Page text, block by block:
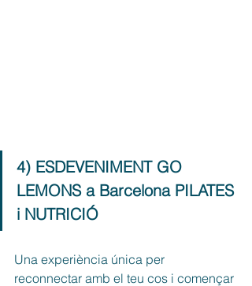
4) ESDEVENIMENT GO
LEMONS a Barcelona PILATES
i NUTRICIÓ
Una experiència única per
reconnectar amb el teu cos i començar